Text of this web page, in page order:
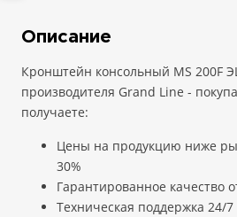
Описание
Кронштейн консольный MS 200F
производителя Grand Line -
получаете:
Цены на продукцию ниже
30%
Гарантированное качество
Техническая поддержка 24/7